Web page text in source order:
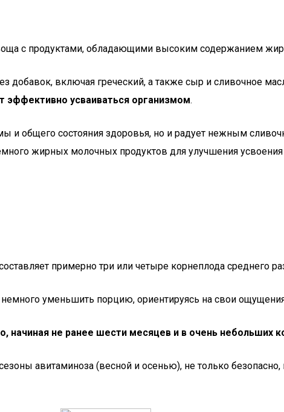
с продуктами, обладающими высоким содержанием
добавок, включая греческий, а также сыр и сливочное
усваиваться организмом.
и общего состояния здоровья, но и радует нежным
жирных молочных продуктов для улучшения усвоения
примерно три или четыре корнеплода среднего
уменьшить порцию, ориентируясь на свои
не ранее шести месяцев и в очень небольших
авитаминоза (весной и осенью), не только